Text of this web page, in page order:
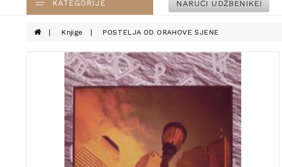
KATEGORIJE NARUČI UDŽBENIKE!
Knjige POSTELJA OD ORAHOVE SJENE